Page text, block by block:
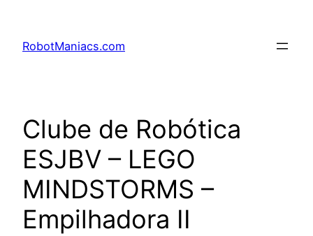
RobotManiacs.com
Clube de Robótica
ESJBV – LEGO
MINDSTORMS –
Empilhadora II